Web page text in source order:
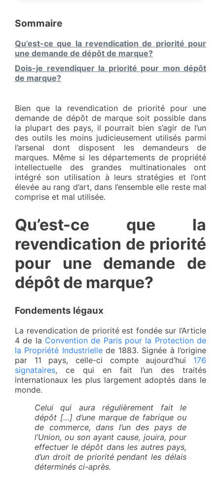
Sommaire
Qu’est-ce que la revendication de priorité pour
une demande de dépôt de marque?
Dois-je revendiquer la priorité pour mon dépôt
de marque?
Bien que la revendication de priorité pour une
demande de dépôt de marque soit possible dans
la plupart des pays, il pourrait bien s’agir de l’un
des outils les moins judicieusement utilisés parmi
l’arsenal dont disposent les demandeurs de
marques. Même si les départements de propriété
intellectuelle des grandes multinationales ont
intégré son utilisation à leurs stratégies et l’ont
élevée au rang d’art, dans l’ensemble elle reste mal
comprise et mal utilisée.
Qu’est-ce que la
revendication de priorité
pour une demande de
dépôt de marque?
Fondements légaux
La revendication de priorité est fondée sur l’Article
4 de la Convention de Paris pour la Protection de
la Propriété Industriellede 1883. Signée à l’origine
par 11 pays, celle-ci compte aujourd’hui 176
signataires, ce qui en fait l’un des traités
internationaux les plus largement adoptés dans le
monde.
Celui qui aura régulièrement fait le
dépôt […] d’une marque de fabrique ou
de commerce, dans l’un des pays de
l’Union, ou son ayant cause, jouira, pour
effectuer le dépôt dans les autres pays,
d’un droit de priorité pendant les délais
déterminés ci-après.